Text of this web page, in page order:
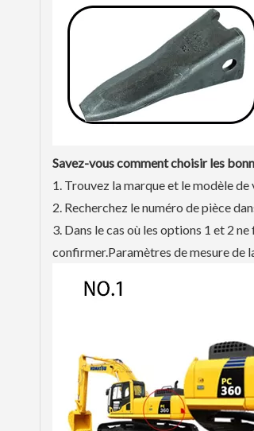
Savez-vous comment choisir les
1. Trouvez la marque et le modèle
2. Recherchez le numéro de pièce
3. Dans le cas où les options 1 et 2
confirmer.Paramètres de mesure de